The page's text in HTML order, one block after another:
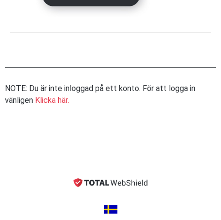
NOTE: Du är inte inloggad på ett konto. För att logga in
vänligen Klicka här.